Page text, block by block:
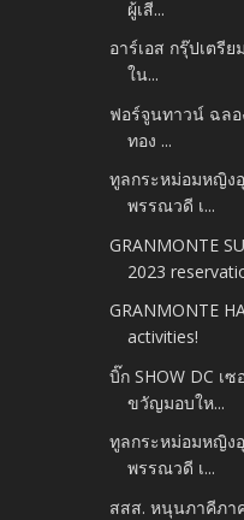
ผู้เสี...
อาร์เอส กรุ๊ปเตรี
ใน...
ฟอร์จูนทาวน์ ฉล
ทอง ...
ทูลกระหม่อมหญิ
พรรณวดี เ...
GRANMONTE
2023
GRANMONTE
activities!
บิ๊ก SHOW DC เ
ขวัญมอบให...
ทูลกระหม่อมหญิ
พรรณวดี เ...
สสส. หนุนภาคีภา